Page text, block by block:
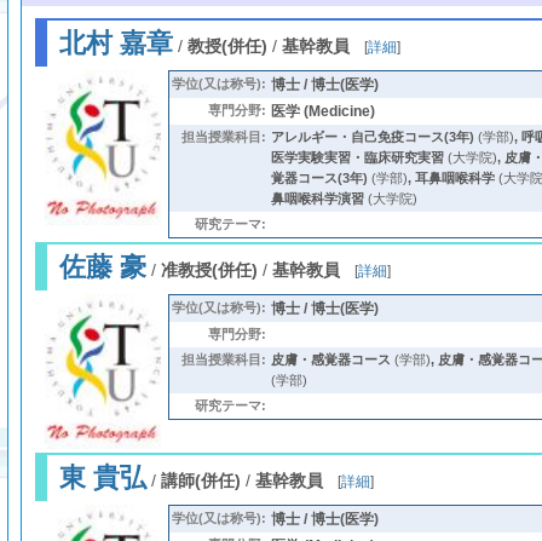
北村 嘉章/ 教授(併任) / 基幹教員 [詳細]
学位(又は称号): 博士 / 博士(医学)
専門分野: 医学 (Medicine)
担当授業科目: アレルギー・自己免疫コース(3年) (学部), 呼
医学実験実習・臨床研究実習(大学院), 皮膚
覚器コース(3年) (学部), 耳鼻咽喉科学(大学
鼻咽喉科学演習(大学院)
研究テーマ:
佐藤 豪/ 准教授(併任) / 基幹教員 [詳細]
学位(又は称号): 博士 / 博士(医学)
専門分野:
担当授業科目: 皮膚・感覚器コース (学部), 皮膚・感覚器コ
(学部)
研究テーマ:
東 貴弘/ 講師(併任) / 基幹教員 [詳細]
学位(又は称号): 博士 / 博士(医学)